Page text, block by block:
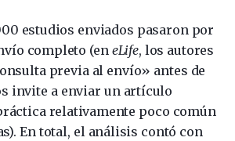
estudios enviados pasaron por
completo (en eLife, los autores
previa al envío» antes de
invite a enviar un artículo
relativamente poco común
En total, el análisis contó con